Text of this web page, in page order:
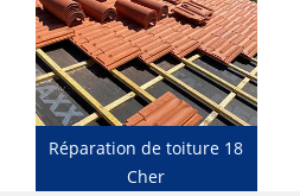
Réparation de toiture 18
Cher